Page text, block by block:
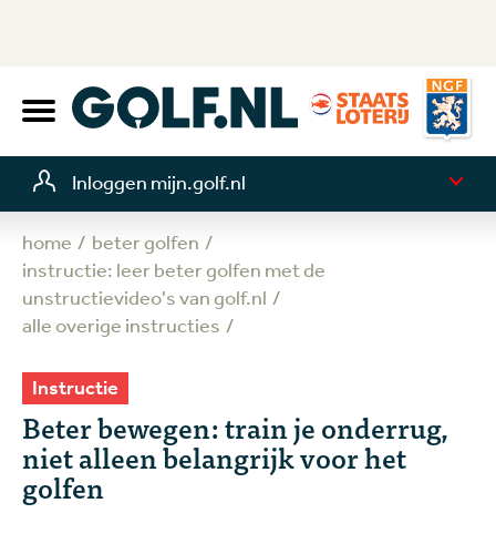
Inloggen mijn.golf.nl
home
beter golfen
instructie: leer beter golfen met de
unstructievideo's van golf.nl
alle overige instructies
Instructie
Beter bewegen: train je onderrug,
niet alleen belangrijk voor het
golfen